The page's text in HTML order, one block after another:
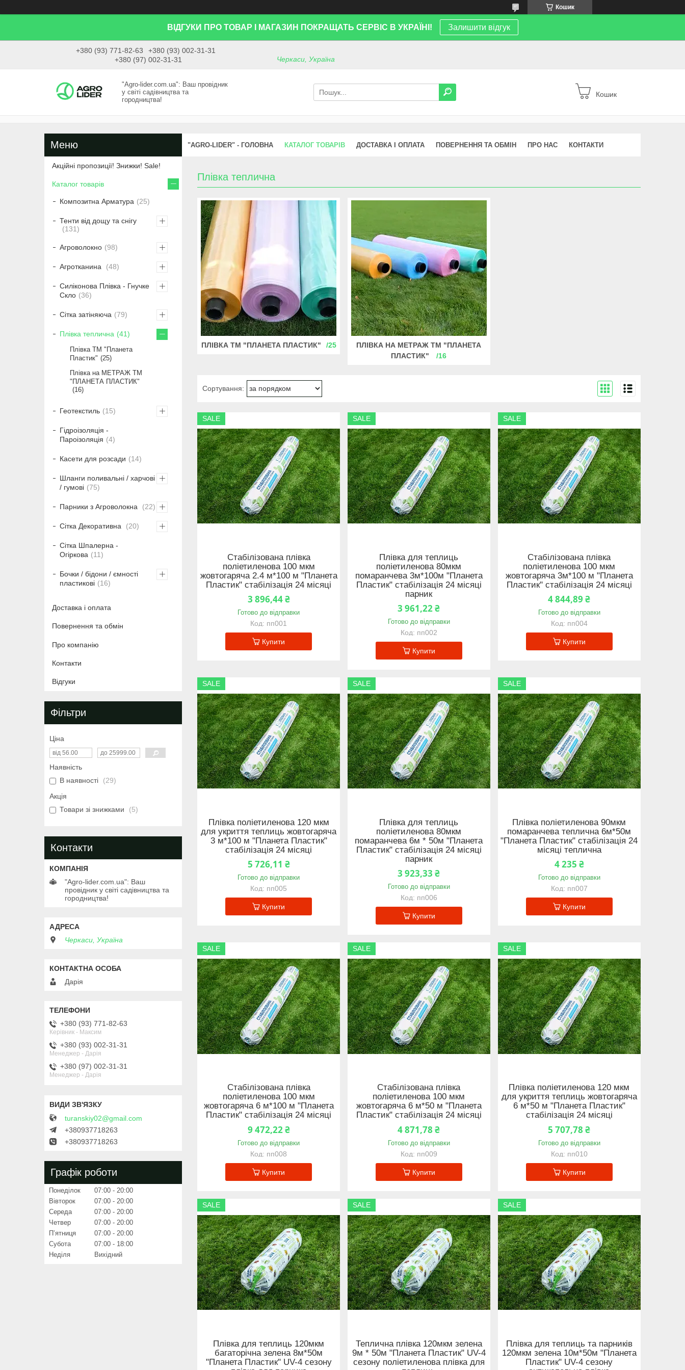
Кошик
ВІДГУКИ ПРО ТОВАР І МАГАЗИН ПОКРАЩАТЬ СЕРВІС В УКРАЇНІ! Залишити відгук
+380 (93) 771-82-63
+380 (93) 002-31-31
+380 (97) 002-31-31
Черкаси, Україна
"Agro-lider.com.ua": Ваш провідник
у світі садівництва та
городництва!
Кошик
"AGRO-LIDER" - ГОЛОВНА КАТАЛОГ ТОВАРІВ ДОСТАВКА І ОПЛАТА ПОВЕРНЕННЯ ТА ОБМІН ПРО НАС КОНТАКТИ
Плівка теплична
ПЛІВКА ТМ "ПЛАНЕТА ПЛАСТИК" 25
ПЛІВКА НА МЕТРАЖ ТМ "ПЛАНЕТА
ПЛАСТИК"
16
SALE
Стабілізована плівка
поліетиленова 100 мкм
жовтогаряча 2.4 м*100 м "Планета
Пластик" стабілізація 24 місяці
3 896,44 ₴
Готово до відправки
пп001
Купити
SALE
Плівка для теплиць
поліетиленова 80мкм
помаранчева 3м*100м "Планета
Пластик" стабілізація 24 місяці
парник
3 961,22 ₴
Готово до відправки
пп002
Купити
SALE
Стабілізована плівка
поліетиленова 100 мкм
жовтогаряча 3м*100 м "Планета
Пластик" стабілізація 24 місяці
4 844,89 ₴
Готово до відправки
пп004
Купити
SALE
Плівка поліетиленова 120 мкм
для укриття теплиць жовтогаряча
3 м*100 м "Планета Пластик"
стабілізація 24 місяці
5 726,11 ₴
Готово до відправки
пп005
Купити
SALE
Плівка для теплиць
поліетиленова 80мкм
помаранчева 6м * 50м "Планета
Пластик" стабілізація 24 місяці
парник
3 923,33 ₴
Готово до відправки
пп006
Купити
SALE
Плівка поліетиленова 90мкм
помаранчева теплична 6м*50м
"Планета Пластик" стабілізація 24
місяці теплична
4 235 ₴
Готово до відправки
пп007
Купити
SALE
Стабілізована плівка
поліетиленова 100 мкм
жовтогаряча 6 м*100 м "Планета
Пластик" стабілізація 24 місяці
9 472,22 ₴
Готово до відправки
пп008
Купити
SALE
Стабілізована плівка
поліетиленова 100 мкм
жовтогаряча 6 м*50 м "Планета
Пластик" стабілізація 24 місяці
4 871,78 ₴
Готово до відправки
пп009
Купити
SALE
Плівка поліетиленова 120 мкм
для укриття теплиць жовтогаряча
6 м*50 м "Планета Пластик"
стабілізація 24 місяці
5 707,78 ₴
Готово до відправки
пп010
Купити
SALE
Плівка для теплиць 120мкм
багаторічна зелена 8м*50м
"Планета Пластик" UV-4 сезону
SALE
Теплична плівка 120мкм зелена
9м * 50м "Планета Пластик" UV-4
сезону поліетиленова плівка для
SALE
Плівка для теплиць та парників
120мкм зелена 10м*50м "Планета
Пластик" UV-4 сезону
Акційні пропозиції! Знижки! Sale!
Каталог товарів
Композитна Арматура 25
Тенти від дощу та снігу
131
Агроволокно 98
Агротканина 48
Силіконова Плівка - Гнучке
Скло
36
Сітка затіняюча 79
Плівка теплична 41
Плівка ТМ "Планета
Пластик"
25
Плівка на МЕТРАЖ ТМ
"ПЛАНЕТА ПЛАСТИК"
16
Геотекстиль 15
Гідроізоляція -
Пароізоляція
4
Касети для розсади 14
Шланги поливальні / харчові
/ гумові
75
Парники з Агроволокна 22
Сітка Декоративна 20
Сітка Шпалерна -
Огіркова
11
Бочки / бідони / ємності
пластикові
16
Доставка і оплата
Повернення та обмін
Про компанію
Контакти
Відгуки
Фільтри
Ціна
Наявність
В наявності
29
Акція
Товари зі знижками
5
Контакти
"Agro-lider.com.ua": Ваш
провідник у світі садівництва та
городництва!
Черкаси, Україна
Дарія
+380 (93) 771-82-63
Керівник - Максим
+380 (93) 002-31-31
Менеджер - Дарія
+380 (97) 002-31-31
Менеджер - Дарія
turanskiy02@gmail.com
+380937718263
+380937718263
Графік роботи
Понеділок 07:00
20:00
Вівторок
07:00
20:00
Середа
07:00
20:00
Четвер
07:00
20:00
Пʼятниця
07:00
20:00
Субота
07:00
18:00
Неділя
Вихідний